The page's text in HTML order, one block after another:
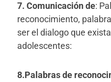
7. Comunicación de:
reconocimiento,
ser el dialogo que
adolescentes:
8.Palabras de